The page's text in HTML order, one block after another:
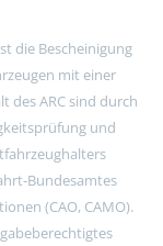
die Bescheinigung
mit einer
des ARC sind durch
und
Bundesamtes
(CAO, CAMO).